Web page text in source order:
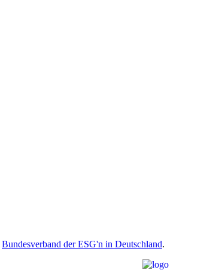
Bundesverband der ESG'n in Deutschland.